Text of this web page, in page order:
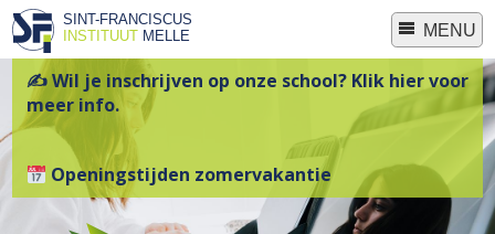
SINT-FRANCISCUS
INSTITUUTMELLE MENU
✍ Wil je inschrijven op onze school? Klik hier voor
meer info.
Openingstijden zomervakantie